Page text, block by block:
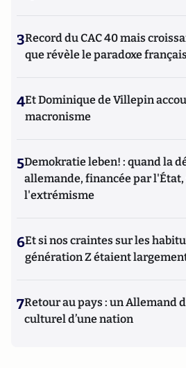
3Record du CAC 40 mais
que révèle le paradoxe français
4Et Dominique de Villepin
macronisme
5Demokratie leben! : quand la
allemande, financée par
l'extrémisme
6Et si nos craintes sur les
génération Z étaient
7Retour au pays : un Allemand
culturel d’une nation